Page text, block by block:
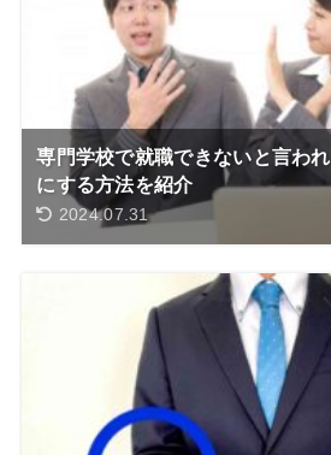
専門学校で就職できないと言わ
にする方法を紹介
2024.07.31